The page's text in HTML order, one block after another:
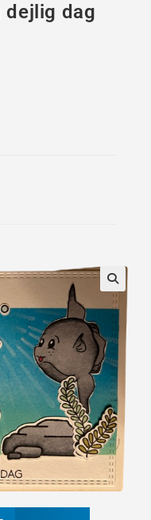
dejlig dag